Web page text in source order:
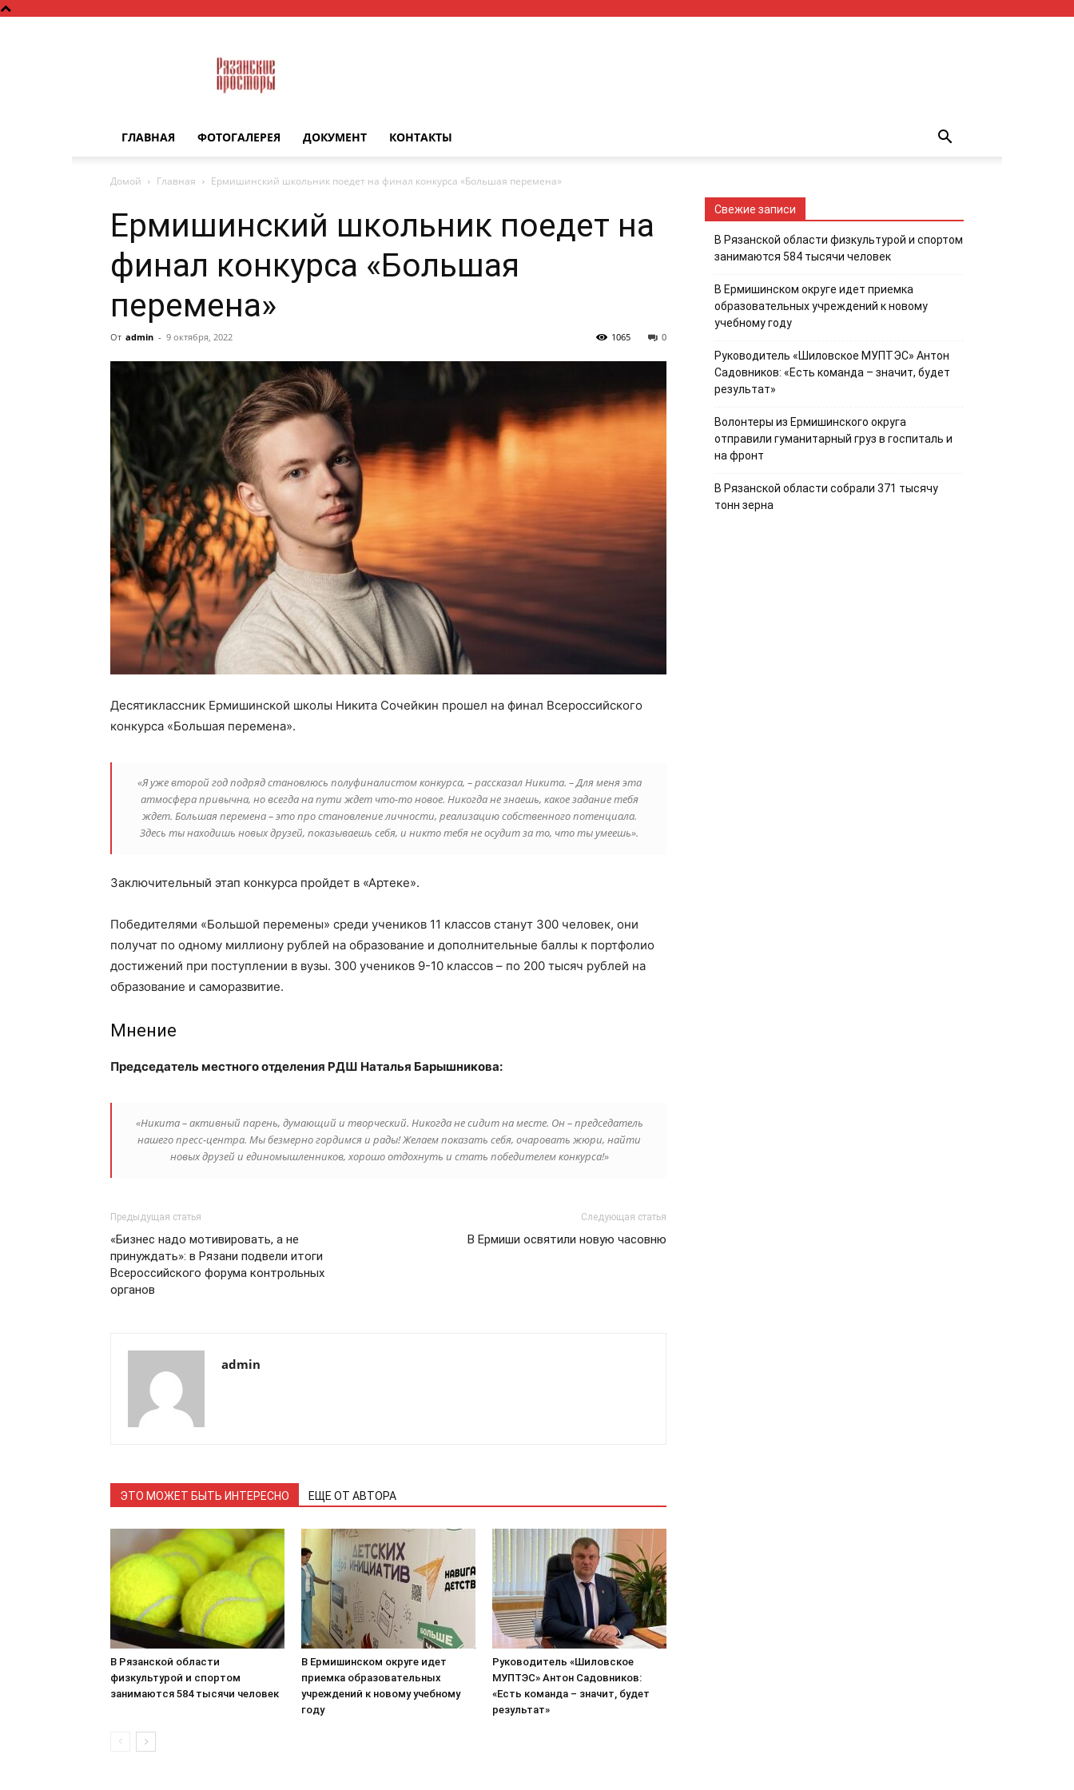
просторы
ГЛАВНАЯ ФОТОГАЛЕРЕЯ ДОКУМЕНТ КОНТАКТЫ
Домой Главная Ермишинский школьник поедет на финал конкурса «Большая перемена»
Ермишинский школьник поедет на
финал конкурса «Большая
перемена»
От admin - 9 октября, 2022 0
1065
Десятиклассник Ермишинской школы Никита Сочейкин прошел на финал Всероссийского
конкурса «Большая перемена».
«Я уже второй год подряд становлюсь полуфиналистом конкурса, – рассказал Никита. – Для меня эта
атмосфера привычна, но всегда на пути ждет что-то новое. Никогда не знаешь, какое задание тебя
ждет. Большая перемена – это про становление личности, реализацию собственного потенциала.
Здесь ты находишь новых друзей, показываешь себя, и никто тебя не осудит за то, что ты умеешь».
Заключительный этап конкурса пройдет в «Артеке».
Победителями «Большой перемены» среди учеников 11 классов станут 300 человек, они
получат по одному миллиону рублей на образование и дополнительные баллы к портфолио
достижений при поступлении в вузы. 300 учеников 9-10 классов – по 200 тысяч рублей на
образование и саморазвитие.
Мнение
Председатель местного отделения РДШ Наталья Барышникова:
«Никита – активный парень, думающий и творческий. Никогда не сидит на месте. Он – председатель
нашего пресс-центра. Мы безмерно гордимся и рады! Желаем показать себя, очаровать жюри, найти
новых друзей и единомышленников, хорошо отдохнуть и стать победителем конкурса!»
Предыдущая статья
«Бизнес надо мотивировать, а не
принуждать»: в Рязани подвели итоги
Всероссийского форума контрольных
органов
Следующая статья
В Ермиши освятили новую часовню
admin
ЭТО МОЖЕТ БЫТЬ ИНТЕРЕСНО ЕЩЕ ОТ АВТОРА
В Рязанской области
физкультурой и спортом
занимаются 584 тысячи человек
В Ермишинском округе идет
приемка образовательных
учреждений к новому учебному
году
Руководитель «Шиловское
МУПТЭС» Антон Садовников:
«Есть команда – значит, будет
результат»
Свежие записи
В Рязанской области физкультурой и спортом
занимаются 584 тысячи человек
В Ермишинском округе идет приемка
образовательных учреждений к новому
учебному году
Руководитель «Шиловское МУПТЭС» Антон
Садовников: «Есть команда – значит, будет
результат»
Волонтеры из Ермишинского округа
отправили гуманитарный груз в госпиталь и
на фронт
В Рязанской области собрали 371 тысячу
тонн зерна